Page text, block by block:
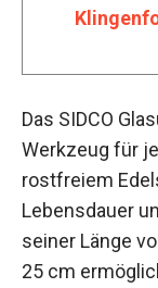
Das SIDCO
Werkzeug für
rostfreiem
Lebensdauer
seiner Länge
25 cm